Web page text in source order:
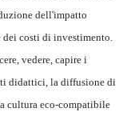
dell'impatto
costi di investimento.
vedere, capire i
didattici, la diffusione di
cultura eco-compatibile